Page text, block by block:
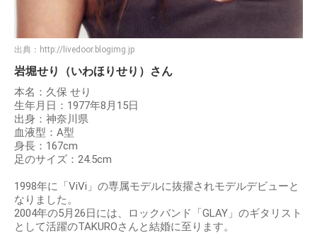
出典： http://livedoor.blogimg.jp
岩堀せり（いわほりせり）さん
本名：久保 せり
生年月日：1977年8月15日
出身：神奈川県
血液型：A型
身長：167cm
足のサイズ：24.5cm
1998年に「ViVi」の専属モデルに抜擢されモデルデビューと
なりました。
2004年の5月26日には、ロックバンド「GLAY」のギタリスト
として活躍のTAKUROさんと結婚に至ります。